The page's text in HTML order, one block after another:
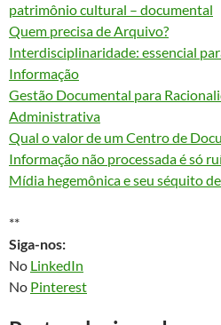
patrimônio cultural – documental
Quem precisa de Arquivo?
Interdisciplinaridade: essencial
Informação
Gestão Documental para
Administrativa
Qual o valor de um Centro de
Informação não processada é só
Mídia hegemônica e seu séquito
**
Siga-nos:
No LinkedIn
No Pinterest